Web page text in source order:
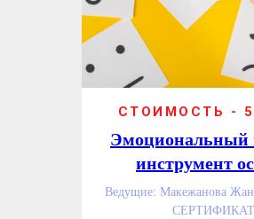
СТОИМОСТЬ -
Эмоциональный
инструмент
Ведущие: Макежанова